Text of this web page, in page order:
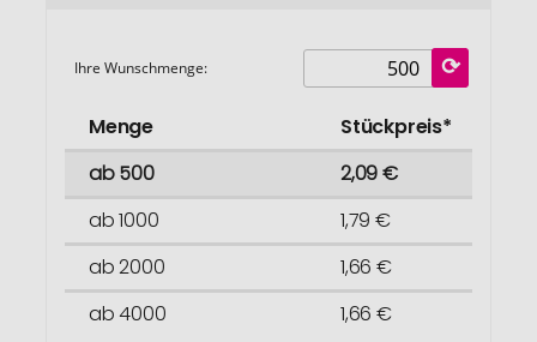
Ihre Wunschmenge:
Menge
Stückpreis*
ab 500
2,09 €
ab 1000
1,79 €
ab 2000
1,66 €
ab 4000
1,66 €